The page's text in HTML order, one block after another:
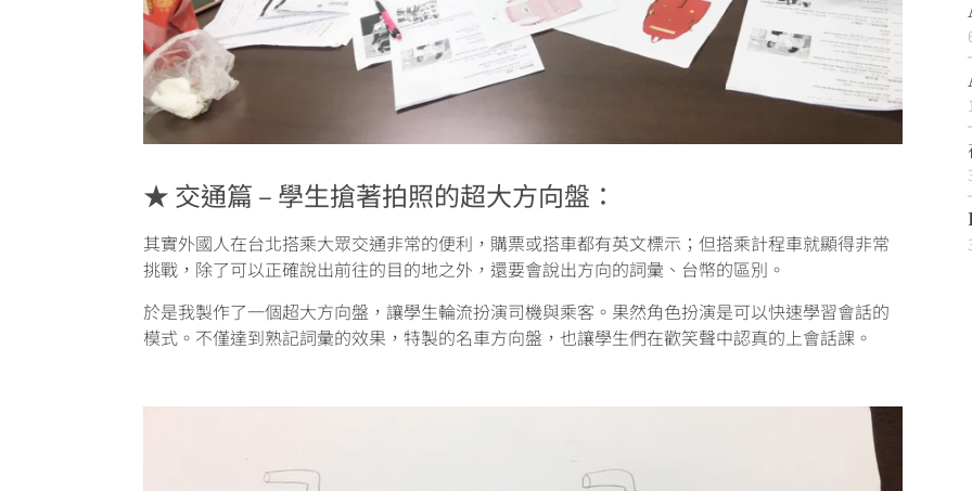
★ 交通篇 – 學生搶著拍照的超大方向盤：
其實外國人在台北搭乘大眾交通非常的便利，購票或搭車都有英文標示；但搭乘計程車就顯得非常
挑戰，除了可以正確說出前往的目的地之外，還要會說出方向的詞彙、台幣的區別。
於是我製作了一個超大方向盤，讓學生輪流扮演司機與乘客。果然角色扮演是可以快速學習會話的
模式。不僅達到熟記詞彙的效果，特製的名車方向盤，也讓學生們在歡笑聲中認真的上會話課。